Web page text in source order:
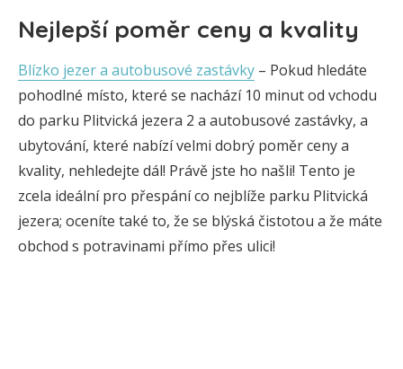
Nejlepší poměr ceny a kvality
Blízko jezer a autobusové zastávky – Pokud hledáte
pohodlné místo, které se nachází 10 minut od vchodu
do parku Plitvická jezera 2 a autobusové zastávky, a
ubytování, které nabízí velmi dobrý poměr ceny a
kvality, nehledejte dál! Právě jste ho našli! Tento je
zcela ideální pro přespání co nejblíže parku Plitvická
jezera; oceníte také to, že se blýská čistotou a že máte
obchod s potravinami přímo přes ulici!